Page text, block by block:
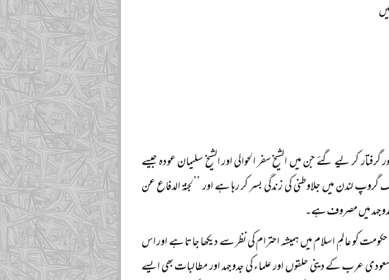
کر لیے گئے جن میں الشیخ سفر الحوالی اور الشیخ سلیمان عودہ جیسے
لندن میں جلاوطنی کی زندگی بسر کر رہا ہے اور ’’لجنۃ الدفاع عن
میں مصروف ہے۔
عالمِ اسلام میں ہمیشہ احترام کی نظر سے دیکھا جاتا ہے اور اس
عرب کے دینی حلقوں اور علماء کی جدوجہد اور مطالبات بھی ایسے